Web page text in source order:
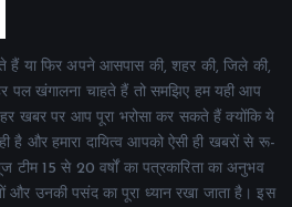
हैं या फिर अपने आसपास की, शहर की, जिले की,
पल खंगालना चाहते हैं तो समझिए हम यही आप
खबर पर आप पूरा भरोसा कर सकते हैं क्योंकि ये
है और हमारा दायित्व आपको ऐसी ही खबरों से रू-
टीम 15 से 20 वर्षों का पत्रकारिता का अनुभव
और उनकी पसंद का पूरा ध्यान रखा जाता है। इस